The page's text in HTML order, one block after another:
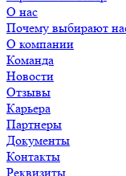
О нас
Почему выбирают
О компании
Команда
Новости
Отзывы
Карьера
Партнеры
Документы
Контакты
Реквизиты